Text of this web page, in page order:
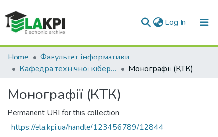
Log In (current)
Communities & Collections
All of DSpace
Statistics
Home
Факультет інформатики та обчислювальної техніки (ФІОТ)
Кафедра технічної кібернетики (КТК)
Монографії (КТК)
Монографії (КТК)
Permanent URI for this collection
https://ela.kpi.ua/handle/123456789/12844